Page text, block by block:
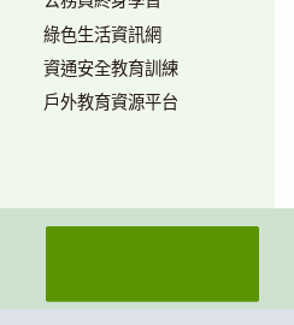
綠色生活資訊網
資通安全教育訓練
戶外教育資源平台